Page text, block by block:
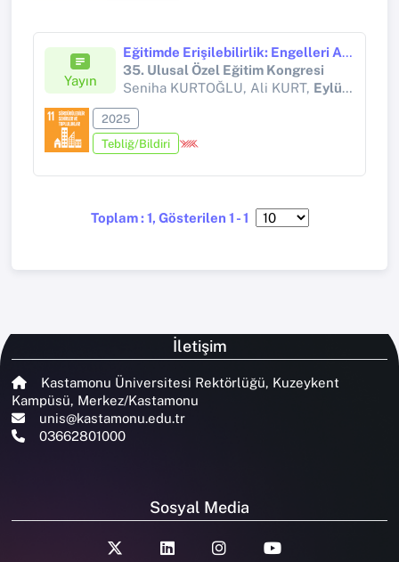
Yayın
Eğitimde Erişilebilirlik: Engelleri Aşmak, Çözümlerle Buluşmak Projesi
35. Ulusal Özel Eğitim Kongresi
Seniha KURTOĞLU, Ali KURT, Eylül AKAR
2025
Tebliğ/Bildiri
Toplam : 1, Gösterilen 1 - 1
İletişim
Kastamonu Üniversitesi Rektörlüğü, Kuzeykent
Kampüsü, Merkez/Kastamonu
unis@kastamonu.edu.tr
03662801000
Sosyal Media